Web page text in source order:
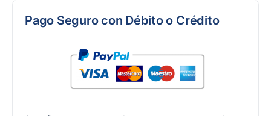
Pago Seguro con Débito o Crédito